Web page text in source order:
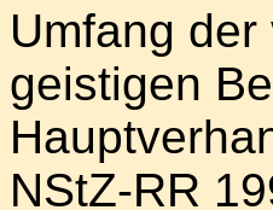
Umfang
geistigen
NStZ-RR